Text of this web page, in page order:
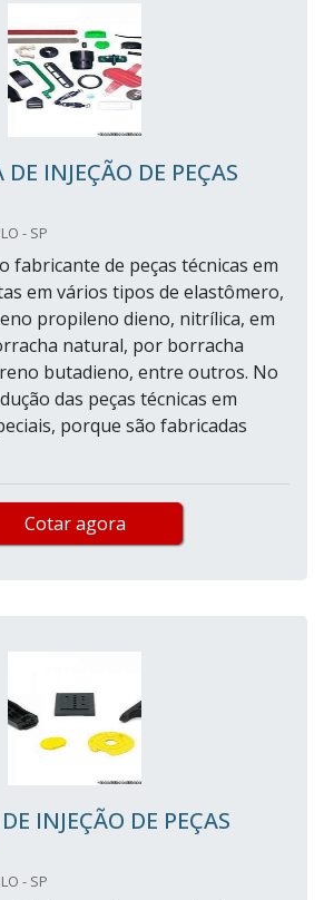
INJEÇÃO DE PEÇAS
- SP
fabricante de peças técnicas em
em vários tipos de elastômero,
propileno dieno, nitrílica, em
natural, por borracha
butadieno, entre outros. No
das peças técnicas em
porque são fabricadas
Cotar agora
INJEÇÃO DE PEÇAS
- SP